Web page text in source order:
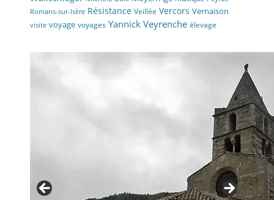
Romans-sur-Isère Résistance Veillée Vercors Vernaison
visite voyage voyages Yannick Veyrenche élevage